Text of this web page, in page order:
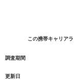
この携帯キャリア
調査期間
更新日